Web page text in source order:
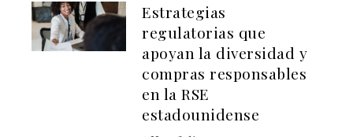
Estrategias
regulatorias que
apoyan la diversidad y
compras responsables
en la RSE
estadounidense